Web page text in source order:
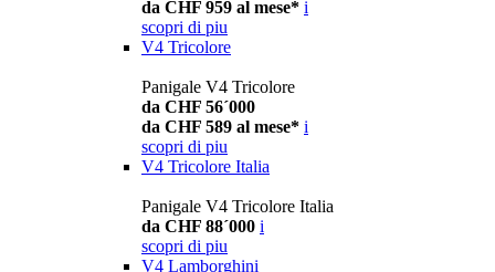
da CHF 959 al mese* i
scopri di piu
V4 Tricolore
Panigale V4 Tricolore
da CHF 56´000
da CHF 589 al mese* i
scopri di piu
V4 Tricolore Italia
Panigale V4 Tricolore Italia
da CHF 88´000 i
scopri di piu
V4 Lamborghini